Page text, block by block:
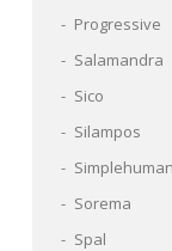
Progressive
Salamandra
Sico
Silampos
Simplehuman
Sorema
Spal